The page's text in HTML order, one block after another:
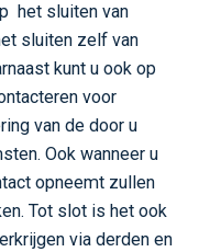
het sluiten van
sluiten zelf van
kunt u ook op
voor
van de door u
Ook wanneer u
opneemt zullen
Tot slot is het ook
via derden en